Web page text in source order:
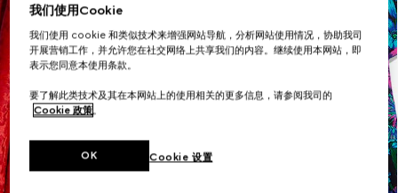
我们使用Cookie
我们使用 cookie 和类似技术来增强网站导航，分析网站使用情况，协助我司
开展营销工作，并允许您在社交网络上共享我们的内容。继续使用本网站，即
表示您同意本使用条款。
要了解此类技术及其在本网站上的使用相关的更多信息，请参阅我司的
Cookie 政策。
Cookie 设置
OK